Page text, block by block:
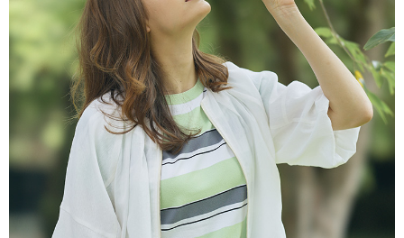
購買商品的店家。未經商家同意取消之訂單仍視為有效，需透過AFTEE先享
後付繳納相關費用。
※ 交易是否成功請以「AFTEE先享後付 」之結帳頁面顯示為準，若有關於
是否繳費成功／繳費後需取消欲退款等相關疑問，請聯繫「AFTEE先享後付
客戶支援中心」
https://netprotections.freshdesk.com/support/home
【注意事項】
１．透過由恩沛科技股份有限公司提供之「AFTEE先享後付」服務完成之交
易，需依本服務之必要範圍內提供個人資料，並將交易相關給付款項請求債
權轉讓予恩沛科技股份有限公司。
２．關於個人資料處理事宜，請瀏覽以下網址：
https://aftee.tw/terms/#terms3
３．未成年的使用者請事先徵得法定代理人或監護人之同意方可使用
「AFTEE先享後付」，若未經同意申辦者引起之損失，本公司不負相關責
付款後7-11取貨---滿2000元免運
每筆NT$60，滿NT$2,000(含以上)免運費
宅配-滿2000元免運
每筆NT$120，滿NT$2,000(含以上)免運費